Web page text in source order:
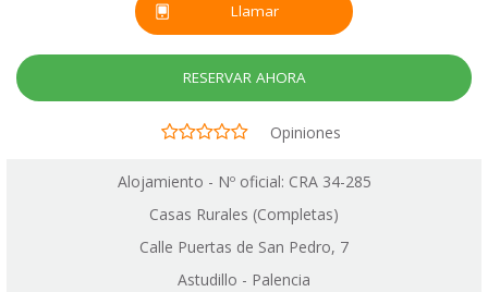
Llamar
RESERVAR AHORA
Opiniones
Alojamiento - Nº oficial: CRA 34-285
Casas Rurales (Completas)
Calle Puertas de San Pedro, 7
Astudillo - Palencia